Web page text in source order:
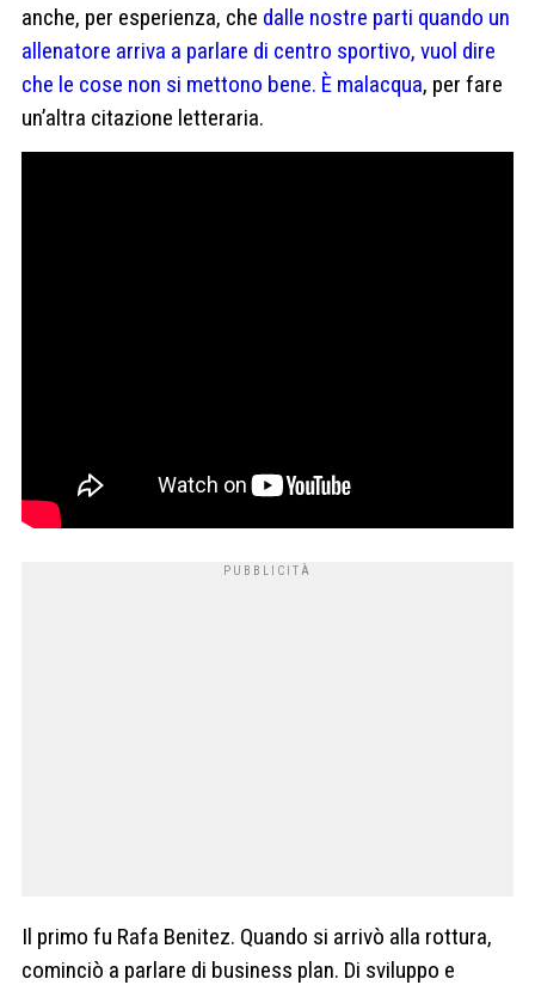
anche, per esperienza, che dalle nostre parti quando un
allenatore arriva a parlare di centro sportivo, vuol dire
che le cose non si mettono bene. È malacqua, per fare
un’altra citazione letteraria.
Il primo fu Rafa Benitez. Quando si arrivò alla rottura,
cominciò a parlare di business plan. Di sviluppo e